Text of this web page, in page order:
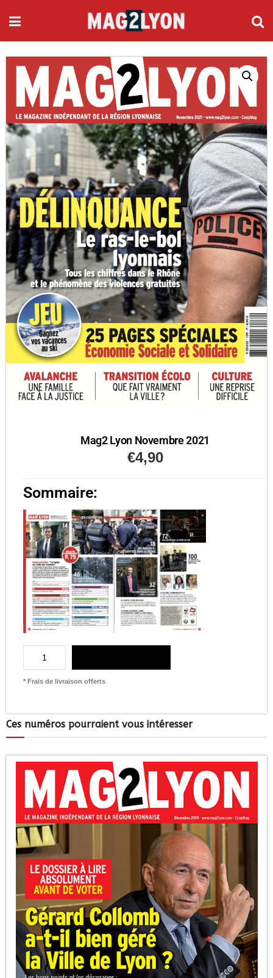
Mag2 Lyon Novembre 2021
€4,90
Sommaire:
* Frais de livraison offerts
Ces numéros pourraient vous intéresser